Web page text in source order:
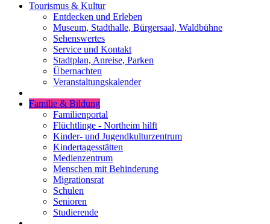
Tourismus & Kultur
Entdecken und Erleben
Museum, Stadthalle, Bürgersaal, Waldbühne
Sehenswertes
Service und Kontakt
Stadtplan, Anreise, Parken
Übernachten
Veranstaltungskalender
Familie & Bildung
Familienportal
Flüchtlinge - Northeim hilft
Kinder- und Jugendkulturzentrum
Kindertagesstätten
Medienzentrum
Menschen mit Behinderung
Migrationsrat
Schulen
Senioren
Studierende